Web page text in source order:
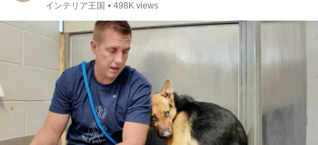
インテリア王国 • 498K views